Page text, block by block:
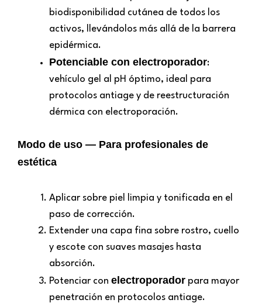
biodisponibilidad cutánea de todos los
activos, llevándolos más allá de la barrera
epidérmica.
Potenciable con electroporador:
vehículo gel al pH óptimo, ideal para
protocolos antiage y de reestructuración
dérmica con electroporación.
Modo de uso — Para profesionales de
estética
Aplicar sobre piel limpia y tonificada en el
paso de corrección.
Extender una capa fina sobre rostro, cuello
y escote con suaves masajes hasta
absorción.
Potenciar con electroporador para mayor
penetración en protocolos antiage.